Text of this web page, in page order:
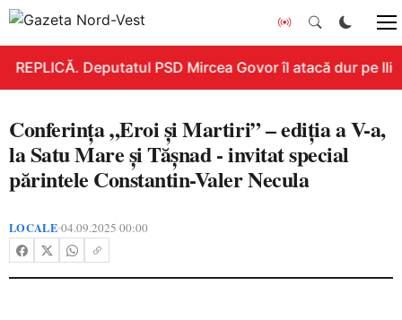
REPLICĂ. Deputatul PSD Mircea Govor îl atacă dur pe
Conferința „Eroi și Martiri” – ediția a V-a,
la Satu Mare și Tășnad - invitat special
părintele Constantin-Valer Necula
LOCALE•04.09.2025 00:00